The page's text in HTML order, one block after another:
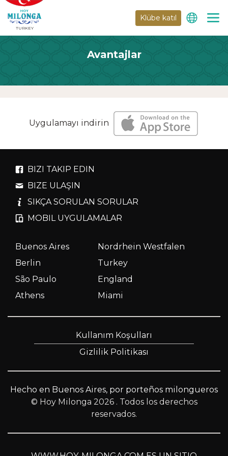
TURKEY
Klübe katıl
Avantajlar
Uygulamayı indirin
BIZI TAKIP EDIN
BIZE ULAŞIN
SIKÇA SORULAN SORULAR
MOBIL UYGULAMALAR
Buenos Aires
Nordrhein Westfalen
Berlin
Turkey
São Paulo
England
Athens
Miami
Kullanım Koşulları
Gizlilik Politikası
Hecho en Buenos Aires, por porteños milongueros
© Hoy Milonga 2026 . Todos los derechos
reservados.